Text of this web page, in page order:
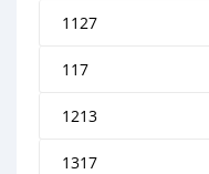
1127
117
1213
1317